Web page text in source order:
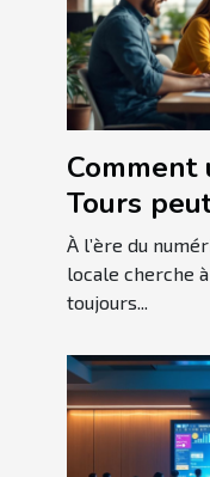
Comment
Tours
À l’ère du
locale cherche
toujours...